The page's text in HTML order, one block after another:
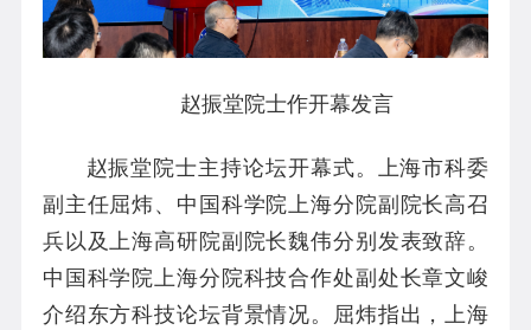
赵振堂院士作开幕发言
赵振堂院士主持论坛开幕式。上海市科委
副主任屈炜、中国科学院上海分院副院长高召
兵以及上海高研院副院长魏伟分别发表致辞。
中国科学院上海分院科技合作处副处长章文峻
介绍东方科技论坛背景情况。屈炜指出，上海